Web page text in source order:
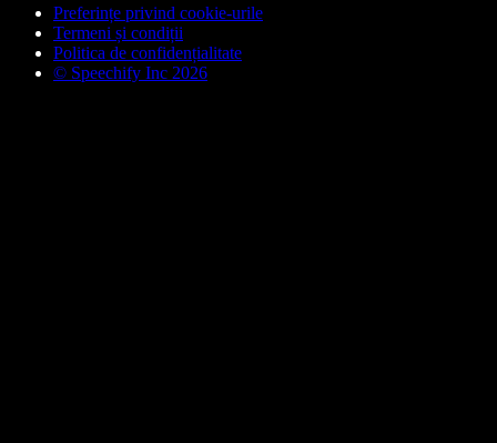
Preferințe privind cookie-urile
Termeni și condiții
Politica de confidențialitate
© Speechify Inc 2026